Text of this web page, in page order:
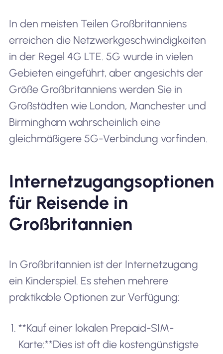
In den meisten Teilen Großbritanniens
erreichen die Netzwerkgeschwindigkeiten
in der Regel 4G LTE. 5G wurde in vielen
Gebieten eingeführt, aber angesichts der
Größe Großbritanniens werden Sie in
Großstädten wie London, Manchester und
Birmingham wahrscheinlich eine
gleichmäßigere 5G-Verbindung vorfinden.
Internetzugangsoptionen
für Reisende in
Großbritannien
In Großbritannien ist der Internetzugang
ein Kinderspiel. Es stehen mehrere
praktikable Optionen zur Verfügung:
**Kauf einer lokalen Prepaid-SIM-
Karte:**Dies ist oft die kostengünstigste